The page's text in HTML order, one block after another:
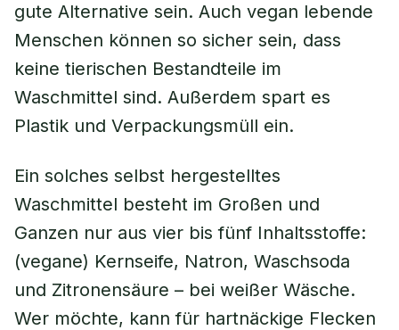
gute Alternative sein. Auch vegan lebende
Menschen können so sicher sein, dass
keine tierischen Bestandteile im
Waschmittel sind. Außerdem spart es
Plastik und Verpackungsmüll ein.
Ein solches selbst hergestelltes
Waschmittel besteht im Großen und
Ganzen nur aus vier bis fünf Inhaltsstoffe:
(vegane) Kernseife, Natron, Waschsoda
und Zitronensäure – bei weißer Wäsche.
Wer möchte, kann für hartnäckige Flecken